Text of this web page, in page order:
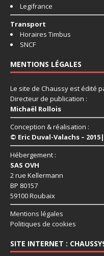
Legifrance
Transport
Horaires Timbus
SNCF
MENTIONS LÉGALES
Le site de Chaussy est édité
Directeur de publication :
Michaël Rollois
Conception & réalisation :
© Eric Duval-Valachs –
Hébergement :
SAS OVH
2 rue Kellermann
BP 80157
59100 Roubaix
Mentions légales
Politiques de cookies
SITE INTERNET :